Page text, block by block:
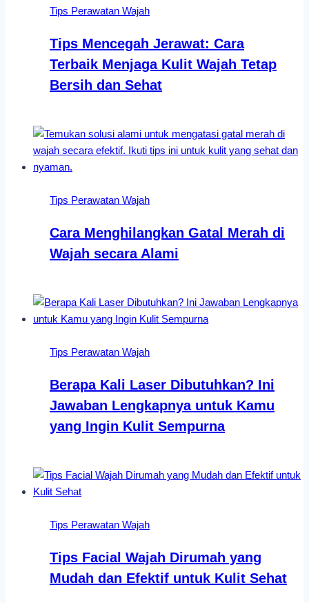
Tips Perawatan Wajah
Tips Mencegah Jerawat: Cara
Terbaik Menjaga Kulit Wajah Tetap
Bersih dan Sehat
Tips Perawatan Wajah
Cara Menghilangkan Gatal Merah di
Wajah secara Alami
Tips Perawatan Wajah
Berapa Kali Laser Dibutuhkan? Ini
Jawaban Lengkapnya untuk Kamu
yang Ingin Kulit Sempurna
Tips Perawatan Wajah
Tips Facial Wajah Dirumah yang
Mudah dan Efektif untuk Kulit Sehat